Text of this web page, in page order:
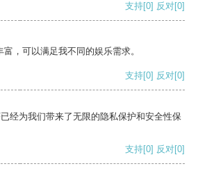
支持[0] 反对[0]
，可以满足我不同的娱乐需求。
支持[0] 反对[0]
经为我们带来了无限的隐私保护和安全性保
支持[0] 反对[0]